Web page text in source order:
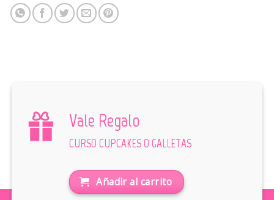
Vale Regalo
CURSO CUPCAKES O GALLETAS
Añadir al carrito